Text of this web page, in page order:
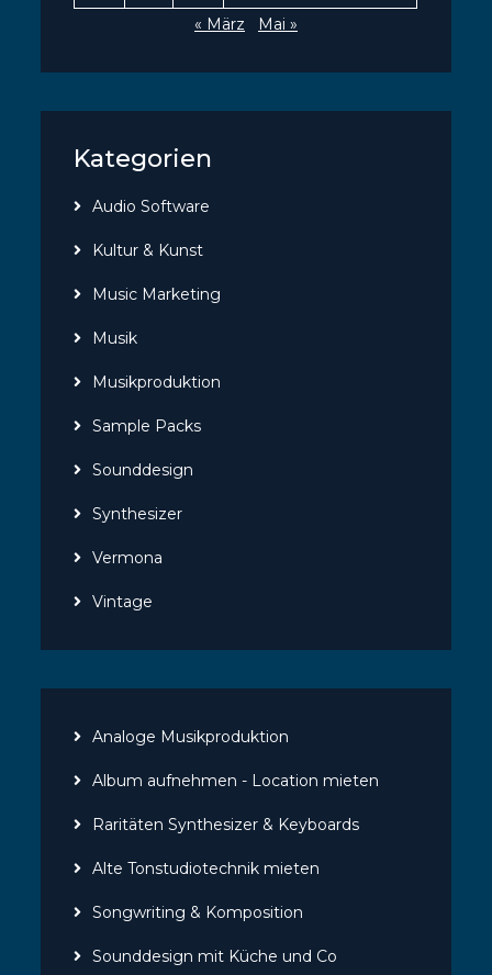
« März
Mai »
Kategorien
Audio Software
Kultur & Kunst
Music Marketing
Musik
Musikproduktion
Sample Packs
Sounddesign
Synthesizer
Vermona
Vintage
Analoge Musikproduktion
Album aufnehmen - Location mieten
Raritäten Synthesizer & Keyboards
Alte Tonstudiotechnik mieten
Songwriting & Komposition
Sounddesign mit Küche und Co